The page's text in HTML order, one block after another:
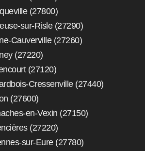
(27800)
sur-Risle (27290)
Cauverville (27260)
(27220)
(27120)
Cressenville (27440)
(27600)
en-Vexin (27150)
(27220)
sur-Eure (27780)